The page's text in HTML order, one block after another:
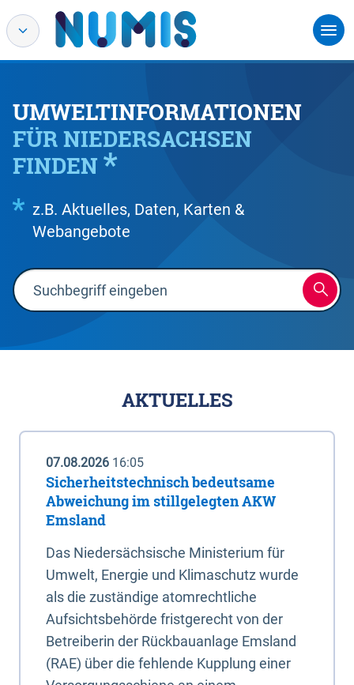
UMWELTINFORMATIONEN
FÜR NIEDERSACHSEN
FINDEN
z.B. Aktuelles, Daten, Karten &
Webangebote
AKTUELLES
07.08.2026 16:05
Sicherheitstechnisch bedeutsame
Abweichung im stillgelegten AKW
Emsland
Das Niedersächsische Ministerium für
Umwelt, Energie und Klimaschutz wurde
als die zuständige atomrechtliche
Aufsichtsbehörde fristgerecht von der
Betreiberin der Rückbauanlage Emsland
(RAE) über die fehlende Kupplung einer